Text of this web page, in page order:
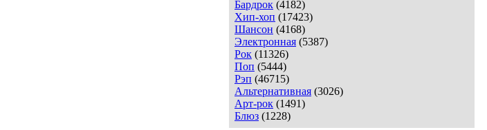
Бардрок (4182)
Хип-хоп (17423)
Шансон (4168)
Электронная (5387)
Рок (11326)
Поп (5444)
Рэп (46715)
Альтернативная (3026)
Арт-рок (1491)
Блюз (1228)